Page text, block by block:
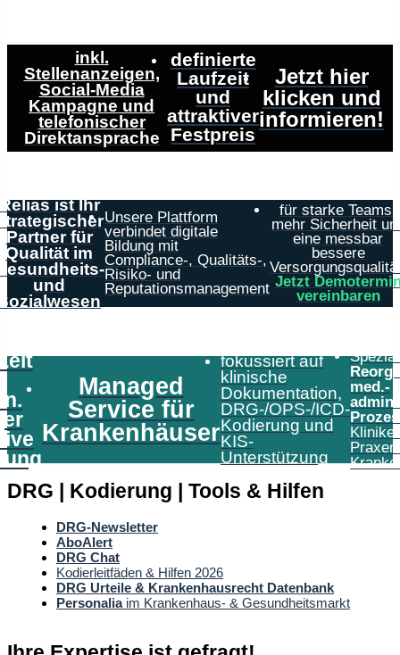
inkl.
Stellenanzeigen,
Social-Media
Kampagne und
telefonischer
Direktansprache
definierte
Laufzeit
und
attraktiver
Festpreis
Jetzt hier
klicken und
informieren!
ist Ihr
Partner für
Qualität im
und
Unsere Plattform
verbindet digitale
Bildung mit
Compliance-, Qualitäts-,
Risiko- und
Reputationsmanagement
für starke Teams,
mehr Sicherheit
eine messbar
bessere
Jetzt
vereinbaren
Managed
Service für
Krankenhäuser
fokussiert auf
klinische
Dokumentation,
DRG-/OPS-/ICD-
Kodierung und
KIS-
Unterstützung
med.-
DRG | Kodierung | Tools & Hilfen
DRG-Newsletter
AboAlert
DRG Chat
Kodierleitfäden & Hilfen 2026
DRG Urteile & Krankenhausrecht Datenbank
Personaliaim Krankenhaus- & Gesundheitsmarkt